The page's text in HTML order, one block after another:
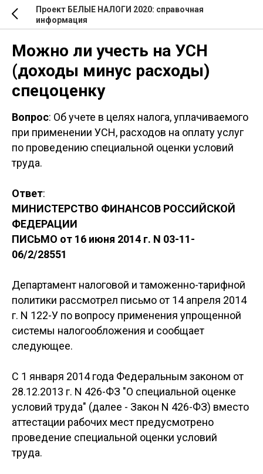
Проект БЕЛЫЕ НАЛОГИ 2020: справочная
информация
Можно ли учесть на УСН
(доходы минус расходы)
спецоценку
Вопрос: Об учете в целях налога, уплачиваемого
при применении УСН, расходов на оплату услуг
по проведению специальной оценки условий
труда.
Ответ:
МИНИСТЕРСТВО ФИНАНСОВ РОССИЙСКОЙ
ФЕДЕРАЦИИ
ПИСЬМО от 16 июня 2014 г. N 03-11-
06/2/28551
Департамент налоговой и таможенно-тарифной
политики рассмотрел письмо от 14 апреля 2014
г. N 122-У по вопросу применения упрощенной
системы налогообложения и сообщает
следующее.
С 1 января 2014 года Федеральным законом от
28.12.2013 г. N 426-ФЗ "О специальной оценке
условий труда" (далее - Закон N 426-ФЗ) вместо
аттестации рабочих мест предусмотрено
проведение специальной оценки условий
труда.